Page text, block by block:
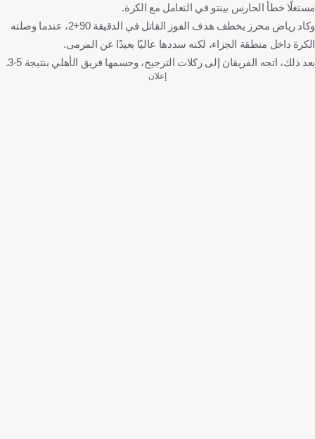
مستغلًا خطأ الحارس بينتو في التعامل مع الكرة.
وكاد رياض محرز يخطف هدف الفوز القاتل في الدقيقة 90+2، عندما وصلته
الكرة داخل منطقة الجزاء، لكنه سددها عاليًا بعيدًا عن المرمى.
بعد ذلك، اتجه الفريقان إلى ركلات الترجيح، وحسمها فريق الأهلي بنتيجة 5-3.
إعلان